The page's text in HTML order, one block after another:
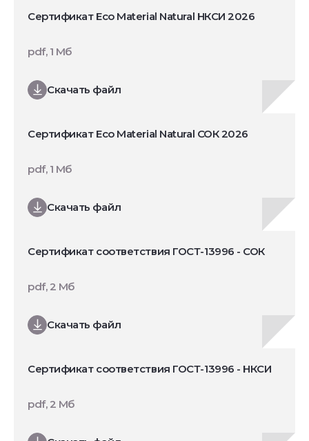
Сертификат Eco Material Natural НКСИ 2026
Скачать файл
pdf, 1 Мб
Сертификат Eco Material Natural СОК 2026
Скачать файл
pdf, 1 Мб
Сертификат соответствия ГОСТ-13996 - СОК
Скачать файл
pdf, 2 Мб
Сертификат соответствия ГОСТ-13996 - НКСИ
pdf, 2 Мб